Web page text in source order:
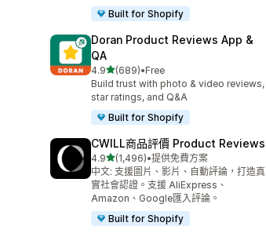
Built for Shopify
Doran Product Reviews App &
QA
4.9滿分 5 顆星
(689)
共有 689 則評價
•Free
Build trust with photo & video reviews,
star ratings, and Q&A
Built for Shopify
CWILL商品評價 Product Reviews
4.9滿分 5 顆星
(1,496)
共有 1496 則評價
•提供免費方案
中文: 支援圖片、影片、自動評論，打造真
實社會認證。支援 AliExpress、
Amazon、Google匯入評論。
Built for Shopify